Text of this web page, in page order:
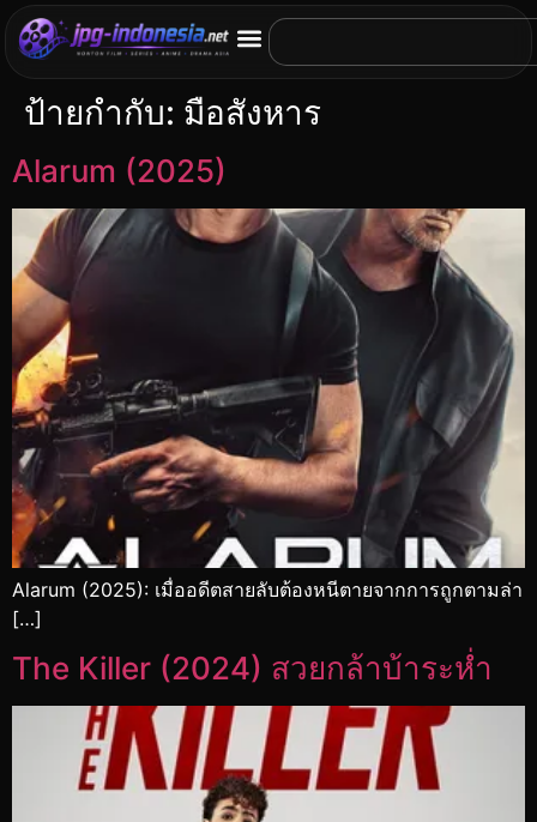
ป้ายกำกับ: มือสังหาร
Alarum (2025)
Alarum (2025): เมื่ออดีตสายลับต้องหนีตายจากการถูกตามล่า
[…]
The Killer (2024) สวยกล้าบ้าระห่ำ